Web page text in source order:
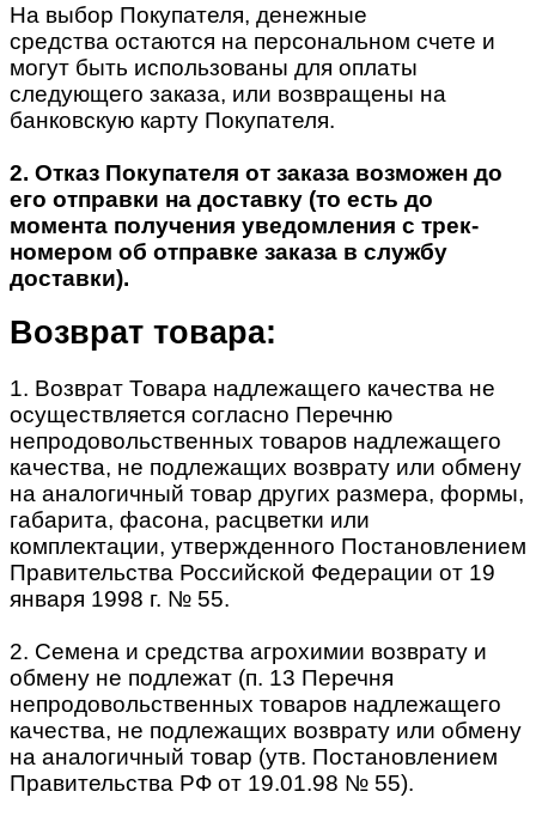
На выбор Покупателя, денежные
средства остаются на персональном счете и
могут быть использованы для оплаты
следующего заказа, или возвращены на
банковскую карту Покупателя.
2. Отказ Покупателя от заказа возможен до
его отправки на доставку (то есть до
момента получения уведомления с трек-
номером об отправке заказа в службу
доставки).
Возврат товара:
1. Возврат Товара надлежащего качества не
осуществляется согласно Перечню
непродовольственных товаров надлежащего
качества, не подлежащих возврату или обмену
на аналогичный товар других размера, формы,
габарита, фасона, расцветки или
комплектации, утвержденного Постановлением
Правительства Российской Федерации от 19
января 1998 г. № 55.
2. Семена и средства агрохимии возврату и
обмену не подлежат (п. 13 Перечня
непродовольственных товаров надлежащего
качества, не подлежащих возврату или обмену
на аналогичный товар (утв. Постановлением
Правительства РФ от 19.01.98 № 55).